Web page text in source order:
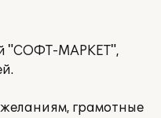
"СОФТ-МАРКЕТ",
грамотные